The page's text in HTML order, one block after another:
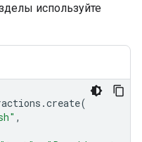
используйте
.create(
,